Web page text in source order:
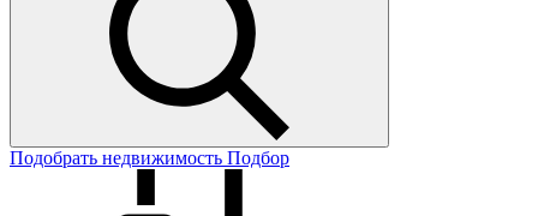
Подобрать недвижимость Подбор